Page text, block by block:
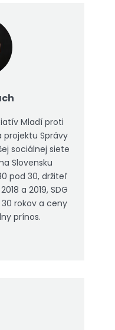
Mladí proti
projektu Správy
sociálnej siete
Slovensku
pod 30, držiteľ
a 2019, SDG
rokov a ceny
prínos.